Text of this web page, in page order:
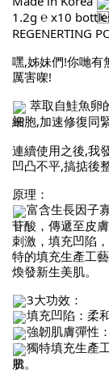
1.2g ℮ x10
REGENERTING
嘿,姊妹們!你哋有
厲害㗎!
萃取自鮭魚卵
細胞,加速修復同
連續使用之後,我
凹凸不平,搞掂後
原理：
富含生長因子
苷酸，傳遞至皮
刺激，填充凹陷
特的填充生產工
煥發新生美肌。
3大功效：
填充凹陷：柔
強韌肌膚彈性
獨特填充生產
肌。